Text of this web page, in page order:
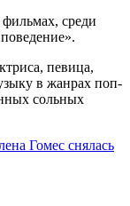
среди
певица,
в жанрах поп-
сольных
Гомес снялась